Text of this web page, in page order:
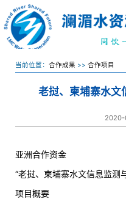
当前位置： 合作成果 >> 合作项目
老挝、柬埔寨水文
2020-
亚洲合作资金
“老挝、柬埔寨水文信息监测
项目概要